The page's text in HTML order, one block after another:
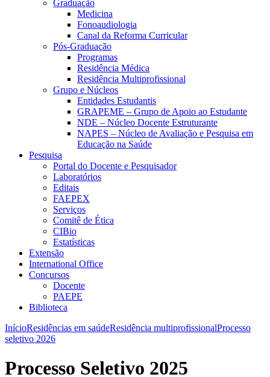
Graduação
Medicina
Fonoaudiologia
Canal da Reforma Curricular
Pós-Graduação
Programas
Residência Médica
Residência Multiprofissional
Grupo e Núcleos
Entidades Estudantis
GRAPEME – Grupo de Apoio ao Estudante
NDE – Núcleo Docente Estruturante
NAPES – Núcleo de Avaliação e Pesquisa em
Educação na Saúde
Pesquisa
Portal do Docente e Pesquisador
Laboratórios
Editais
FAEPEX
Serviços
Comitê de Ética
CIBio
Estatísticas
Extensão
International Office
Concursos
Docente
PAEPE
Biblioteca
InícioResidências em saúdeResidência multiprofissionalProcesso
seletivo 2026
Processo Seletivo 2025